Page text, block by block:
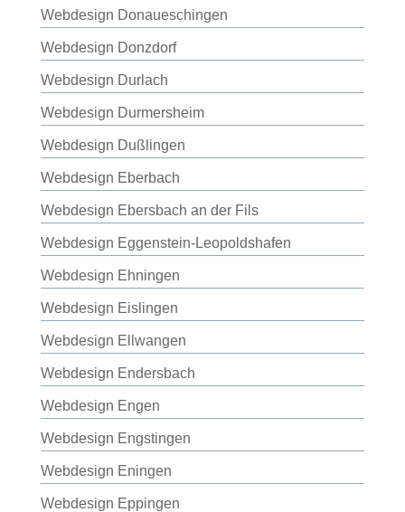
Webdesign Donaueschingen
Webdesign Donzdorf
Webdesign Durlach
Webdesign Durmersheim
Webdesign Dußlingen
Webdesign Eberbach
Webdesign Ebersbach an der Fils
Webdesign Eggenstein-Leopoldshafen
Webdesign Ehningen
Webdesign Eislingen
Webdesign Ellwangen
Webdesign Endersbach
Webdesign Engen
Webdesign Engstingen
Webdesign Eningen
Webdesign Eppingen